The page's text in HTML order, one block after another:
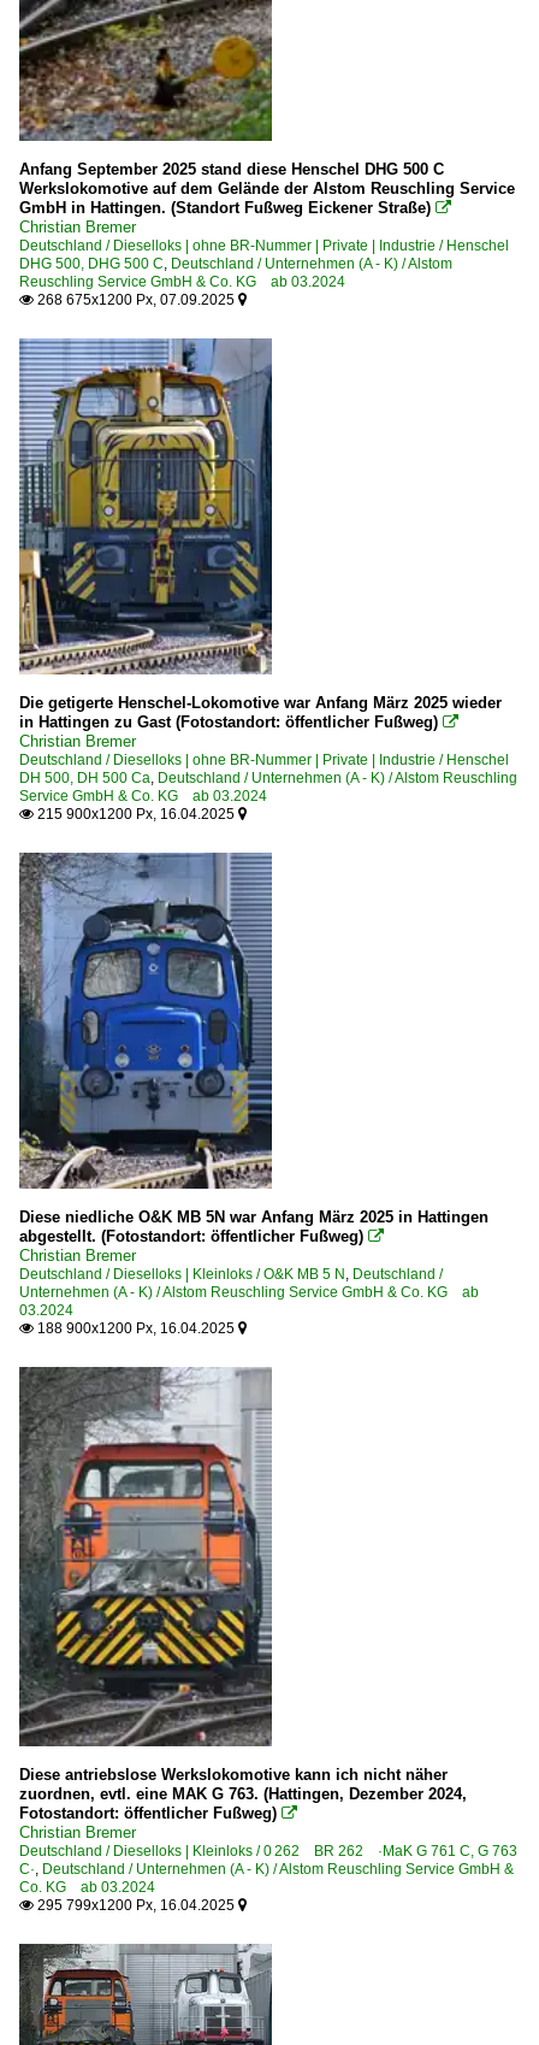
Anfang September 2025 stand diese Henschel DHG 500 C
Werkslokomotive auf dem Gelände der Alstom Reuschling Service
GmbH in Hattingen. (Standort Fußweg Eickener Straße) 
Christian Bremer
Deutschland / Dieselloks | ohne BR-Nummer | Private | Industrie / Henschel
DHG 500, DHG 500 C Deutschland / Unternehmen (A - K) / Alstom
Reuschling Service GmbH & Co. KG ab 03.2024
 268 675x1200 Px, 07.09.2025 
Die getigerte Henschel-Lokomotive war Anfang März 2025 wieder
in Hattingen zu Gast (Fotostandort: öffentlicher Fußweg) 
Christian Bremer
Deutschland / Dieselloks | ohne BR-Nummer | Private | Industrie / Henschel
DH 500, DH 500 Ca Deutschland / Unternehmen (A - K) / Alstom Reuschling
Service GmbH & Co. KG ab 03.2024
 215 900x1200 Px, 16.04.2025 
Diese niedliche O&K MB 5N war Anfang März 2025 in Hattingen
abgestellt. (Fotostandort: öffentlicher Fußweg) 
Christian Bremer
Deutschland / Dieselloks | Kleinloks / O&K MB 5 N, Deutschland /
Unternehmen (A - K) / Alstom Reuschling Service GmbH & Co. KG ab
03.2024
 188 900x1200 Px, 16.04.2025 
Diese antriebslose Werkslokomotive kann ich nicht näher
zuordnen, evtl. eine MAK G 763. (Hattingen, Dezember 2024,
Fotostandort: öffentlicher Fußweg) 
Christian Bremer
Deutschland / Dieselloks | Kleinloks / 0 262 BR 262 ·MaK G 761 C, G 763
C·, Deutschland / Unternehmen (A - K) / Alstom Reuschling Service GmbH &
Co. KG ab 03.2024
 295 799x1200 Px, 16.04.2025 